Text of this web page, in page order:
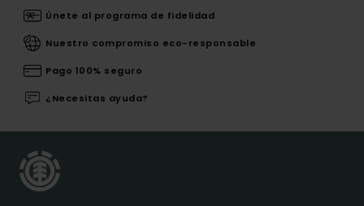
Únete al programa de fidelidad
Nuestro compromiso eco-responsable
Pago 100% seguro
¿Necesitas ayuda?